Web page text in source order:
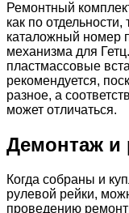
Ремонтный
как по
каталожный номер
механизма для
пластмассовые
рекомендуется,
разное, а
может отличаться.
Демонтаж и
Когда собраны и
рулевой рейки,
проведению